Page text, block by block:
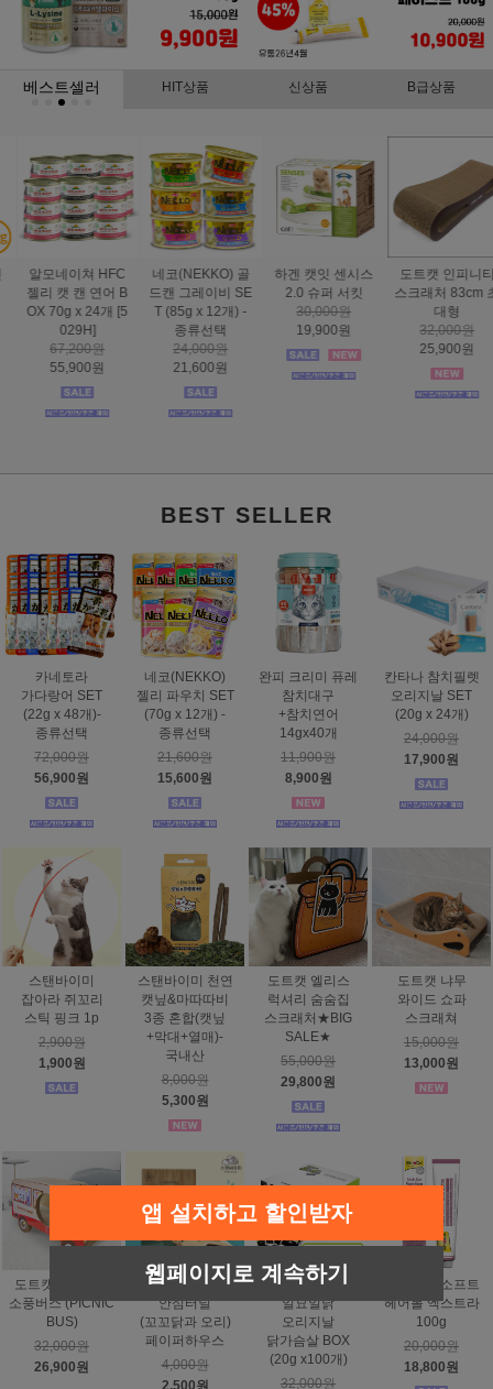
베스트셀러 HIT상품 신상품 B급상품
하겐 캣잇 센시스
2.0 슈퍼 서킷
30,000원
19,900원
도트캣 인피니티
스크래처 83cm 초
대형
32,000원
25,900원
스마트하트 골드
나인케어 캣 피부&
피모 6kg
60,000원
49,000원
도트캣 스크래처
집콕 TV
16,000원
12,900원
BEST SELLER
카네토라
가다랑어 SET
(22g x 48개)-
종류선택
72,000원
56,900원
네코(NEKKO)
젤리 파우치 SET
(70g x 12개) -
종류선택
21,600원
15,600원
완피 크리미 퓨레
참치대구
+참치연어
14gx40개
11,900원
8,900원
칸타나 참치필렛
오리지날 SET
(20g x 24개)
24,000원
17,900원
스탠바이미
잡아라 쥐꼬리
스틱 핑크 1p
2,900원
1,900원
스탠바이미 천연
캣닢&마따따비
3종 혼합(캣닢
+막대+열매)-
국내산
8,000원
5,300원
도트캣 엘리스
럭셔리 숨숨집
스크래처★BIG
SALE★
55,000원
29,800원
도트캣 냐무
와이드 쇼파
스크래쳐
15,000원
13,000원
도트캣 스크래처
소풍버스 (PICNIC
BUS)
32,000원
26,900원
스탠바이미
안심터널
(꼬꼬닭과 오리)
페이퍼하우스
4,000원
태비토퍼
일묘일닭
오리지날
닭가슴살 BOX
(20g x100개)
32,000원
짐펫 몰트소프트
헤어볼 엑스트라
100g
20,000원
18,800원
앱 설치하고 할인받자
웹페이지로 계속하기